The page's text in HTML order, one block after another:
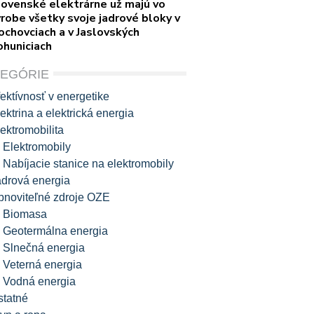
elektrárne už majú vo
všetky svoje jadrové bloky v
a v Jaslovských
v energetike
a elektrická energia
Elektromobily
Nabíjacie stanice na elektromobily
energia
zdroje OZE
Biomasa
Geotermálna energia
Slnečná energia
Veterná energia
Vodná energia